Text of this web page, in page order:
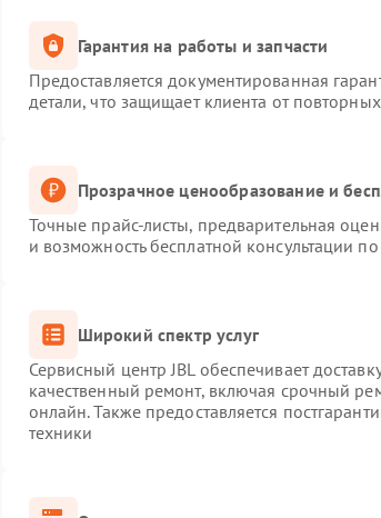
Гарантия на работы и запчасти
Предоставляется документированная
детали, что защищает клиента от
Прозрачное ценообразование и
Точные прайс-листы, предварительная
и возможность бесплатной консультации
Широкий спектр услуг
Сервисный центр JBL обеспечивает
качественный ремонт, включая срочный
онлайн. Также предоставляется
техники